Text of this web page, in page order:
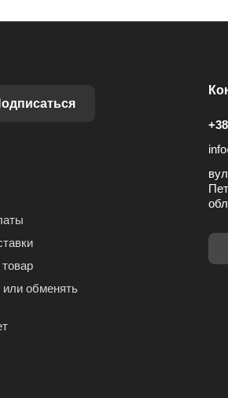
или обменять